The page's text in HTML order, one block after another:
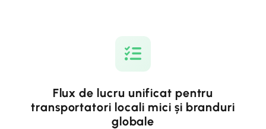
Flux de lucru unificat pentru
transportatori locali mici și branduri
globale